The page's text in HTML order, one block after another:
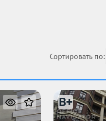
Сортировать по:
B+